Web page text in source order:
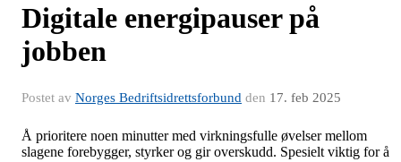
Digitale energipauser på
jobben
Postet av Norges Bedriftsidrettsforbund den 17. feb 2025
Å prioritere noen minutter med virkningsfulle øvelser mellom
slagene forebygger, styrker og gir overskudd. Spesielt viktig for å